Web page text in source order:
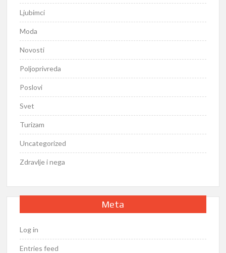
Ljubimci
Moda
Novosti
Poljoprivreda
Poslovi
Svet
Turizam
Uncategorized
Zdravlje i nega
Meta
Log in
Entries feed